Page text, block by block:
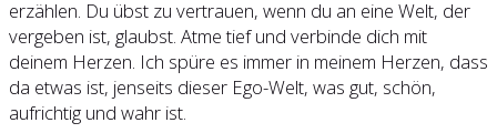
erzählen. Du übst zu vertrauen, wenn du an eine Welt, der
vergeben ist, glaubst. Atme tief und verbinde dich mit
deinem Herzen. Ich spüre es immer in meinem Herzen, dass
da etwas ist, jenseits dieser Ego-Welt, was gut, schön,
aufrichtig und wahr ist.